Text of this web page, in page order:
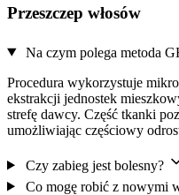
Przeszczep włosów
Na czym polega metoda
Procedura wykorzystuje
ekstrakcji jednostek
strefę dawcy. Część tkanki
umożliwiając częściowy
Czy zabieg jest bolesny?
Co mogę robić z nowymi